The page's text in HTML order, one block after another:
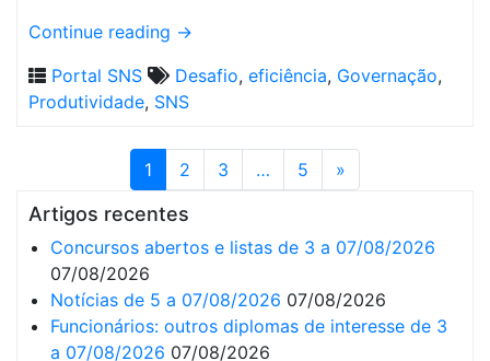
Continue reading →
Portal SNS
Desafio, eficiência, Governação,
Produtividade, SNS
1 2 3 … 5 »
Artigos recentes
Concursos abertos e listas de 3 a 07/08/2026
07/08/2026
Notícias de 5 a 07/08/2026 07/08/2026
Funcionários: outros diplomas de interesse de 3
a 07/08/2026 07/08/2026